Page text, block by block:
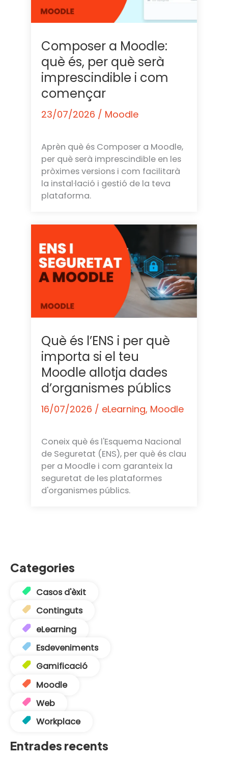
Composer a Moodle:
què és, per què serà
imprescindible i com
començar
23/07/2026 / Moodle
Aprèn què és Composer a Moodle,
per què serà imprescindible en les
pròximes versions i com facilitarà
la instal·lació i gestió de la teva
plataforma.
Què és l’ENS i per què
importa si el teu
Moodle allotja dades
d’organismes públics
16/07/2026 / eLearning, Moodle
Coneix què és l'Esquema Nacional
de Seguretat (ENS), per què és clau
per a Moodle i com garanteix la
seguretat de les plataformes
d'organismes públics.
Categories
Casos d'èxit
Continguts
eLearning
Esdeveniments
Gamificació
Moodle
Web
Workplace
Entrades recents